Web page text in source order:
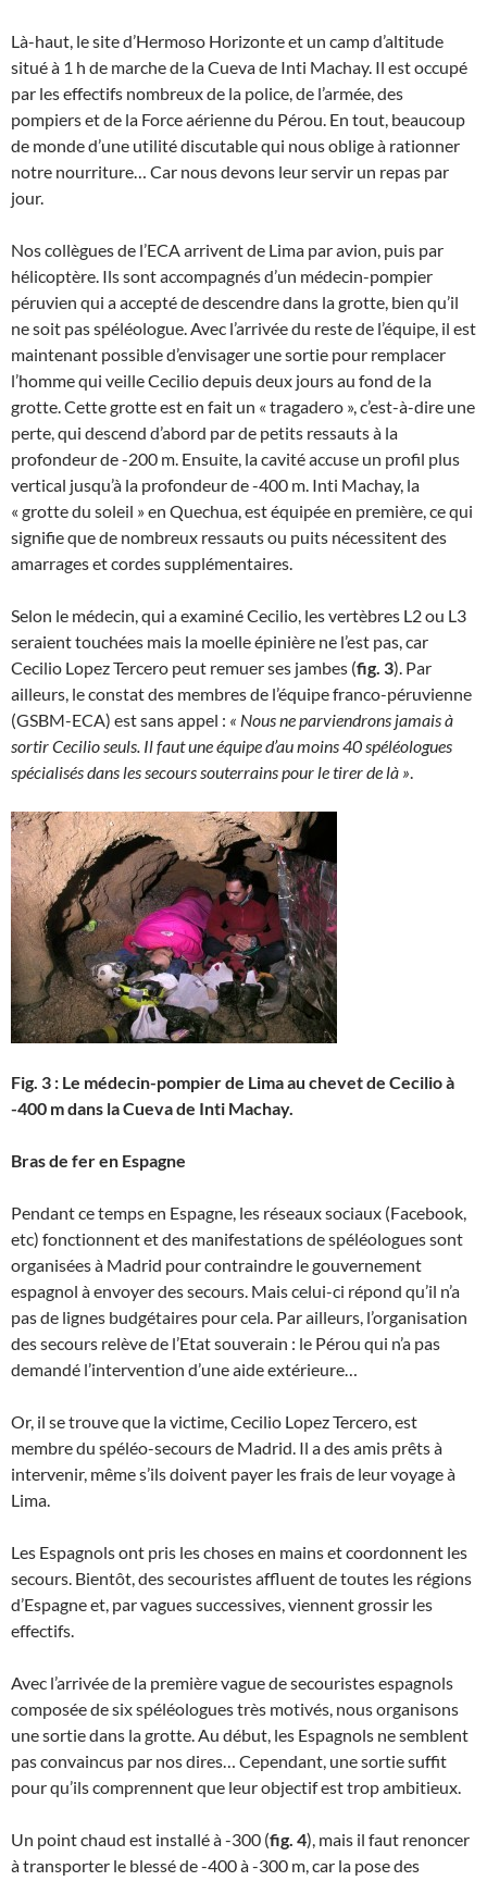
Là-haut, le site d’Hermoso Horizonte et un camp d’altitude
situé à 1 h de marche de la Cueva de Inti Machay. Il est occupé
par les effectifs nombreux de la police, de l’armée, des
pompiers et de la Force aérienne du Pérou. En tout, beaucoup
de monde d’une utilité discutable qui nous oblige à rationner
notre nourriture… Car nous devons leur servir un repas par
jour.
Nos collègues de l’ECA arrivent de Lima par avion, puis par
hélicoptère. Ils sont accompagnés d’un médecin-pompier
péruvien qui a accepté de descendre dans la grotte, bien qu’il
ne soit pas spéléologue. Avec l’arrivée du reste de l’équipe, il est
maintenant possible d’envisager une sortie pour remplacer
l’homme qui veille Cecilio depuis deux jours au fond de la
grotte. Cette grotte est en fait un « tragadero », c’est-à-dire une
perte, qui descend d’abord par de petits ressauts à la
profondeur de -200 m. Ensuite, la cavité accuse un profil plus
vertical jusqu’à la profondeur de -400 m. Inti Machay, la
« grotte du soleil » en Quechua, est équipée en première, ce qui
signifie que de nombreux ressauts ou puits nécessitent des
amarrages et cordes supplémentaires.
Selon le médecin, qui a examiné Cecilio, les vertèbres L2 ou L3
seraient touchées mais la moelle épinière ne l’est pas, car
Cecilio Lopez Tercero peut remuer ses jambes (fig. 3). Par
ailleurs, le constat des membres de l’équipe franco-péruvienne
(GSBM-ECA) est sans appel : « Nous ne parviendrons jamais à
sortir Cecilio seuls. Il faut une équipe d’au moins 40 spéléologues
spécialisés dans les secours souterrains pour le tirer de là ».
Fig. 3 : Le médecin-pompier de Lima au chevet de Cecilio à
-400 m dans la Cueva de Inti Machay.
Bras de fer en Espagne
Pendant ce temps en Espagne, les réseaux sociaux (Facebook,
etc) fonctionnent et des manifestations de spéléologues sont
organisées à Madrid pour contraindre le gouvernement
espagnol à envoyer des secours. Mais celui-ci répond qu’il n’a
pas de lignes budgétaires pour cela. Par ailleurs, l’organisation
des secours relève de l’Etat souverain : le Pérou qui n’a pas
demandé l’intervention d’une aide extérieure…
Or, il se trouve que la victime, Cecilio Lopez Tercero, est
membre du spéléo-secours de Madrid. Il a des amis prêts à
intervenir, même s’ils doivent payer les frais de leur voyage à
Lima.
Les Espagnols ont pris les choses en mains et coordonnent les
secours. Bientôt, des secouristes affluent de toutes les régions
d’Espagne et, par vagues successives, viennent grossir les
effectifs.
Avec l’arrivée de la première vague de secouristes espagnols
composée de six spéléologues très motivés, nous organisons
une sortie dans la grotte. Au début, les Espagnols ne semblent
pas convaincus par nos dires… Cependant, une sortie suffit
pour qu’ils comprennent que leur objectif est trop ambitieux.
Un point chaud est installé à -300 (fig. 4), mais il faut renoncer
à transporter le blessé de -400 à -300 m, car la pose des